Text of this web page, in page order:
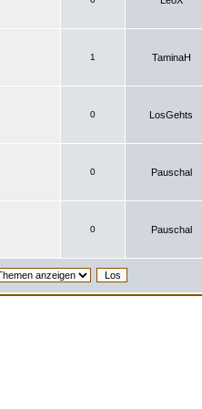
1 TaminaH
0 LosGehts
0 Pauschal
0 Pauschal